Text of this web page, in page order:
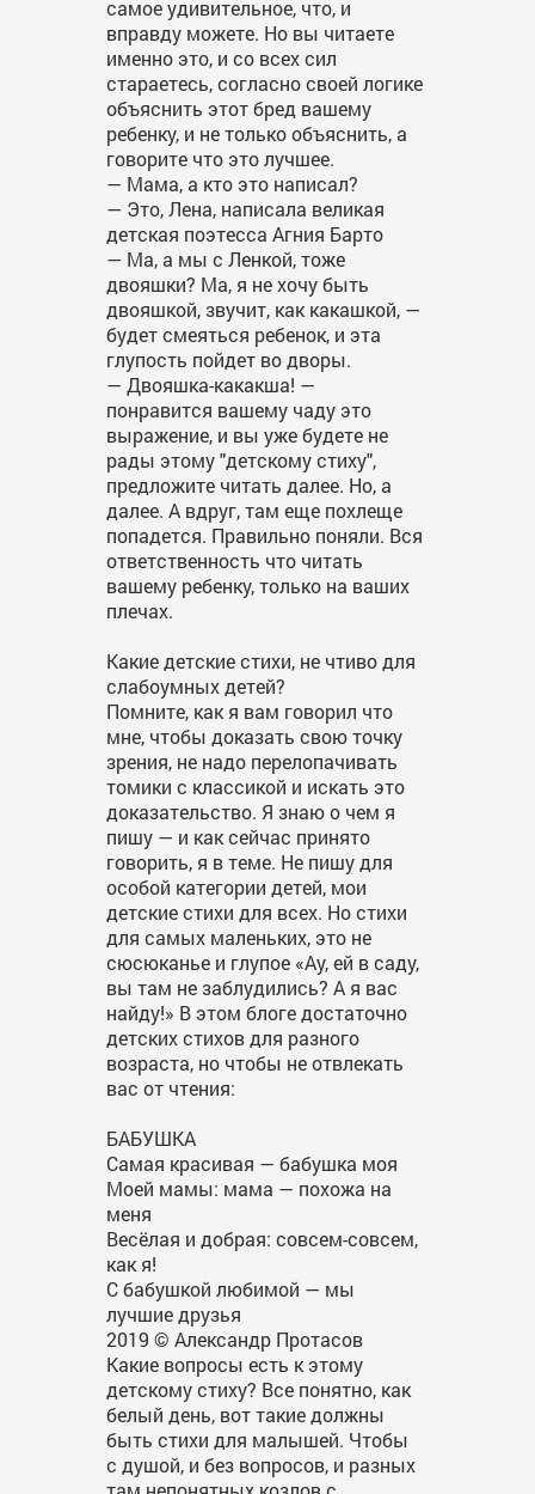
самое удивительное, что, и
вправду можете. Но вы читаете
именно это, и со всех сил
стараетесь, согласно своей логике
объяснить этот бред вашему
ребенку, и не только объяснить, а
говорите что это лучшее.
— Мама, а кто это написал?
— Это, Лена, написала великая
детская поэтесса Агния Барто
— Ма, а мы с Ленкой, тоже
двояшки? Ма, я не хочу быть
двояшкой, звучит, как какашкой, —
будет смеяться ребенок, и эта
глупость пойдет во дворы.
— Двояшка-какакша! —
понравится вашему чаду это
выражение, и вы уже будете не
рады этому "детскому стиху",
предложите читать далее. Но, а
далее. А вдруг, там еще похлеще
попадется. Правильно поняли. Вся
ответственность что читать
вашему ребенку, только на ваших
плечах.
Какие детские стихи, не чтиво для
слабоумных детей?
Помните, как я вам говорил что
мне, чтобы доказать свою точку
зрения, не надо перелопачивать
томики с классикой и искать это
доказательство. Я знаю о чем я
пишу — и как сейчас принято
говорить, я в теме. Не пишу для
особой категории детей, мои
детские стихи для всех. Но стихи
для самых маленьких, это не
сюсюканье и глупое «Ау, ей в саду,
вы там не заблудились? А я вас
найду!» В этом блоге достаточно
детских стихов для разного
возраста, но чтобы не отвлекать
вас от чтения:
БАБУШКА
Самая красивая — бабушка моя
Моей мамы: мама — похожа на
меня
Весёлая и добрая: совсем-совсем,
как я!
С бабушкой любимой — мы
лучшие друзья
2019 © Александр Протасов
Какие вопросы есть к этому
детскому стиху? Все понятно, как
белый день, вот такие должны
быть стихи для малышей. Чтобы
с душой, и без вопросов, и разных